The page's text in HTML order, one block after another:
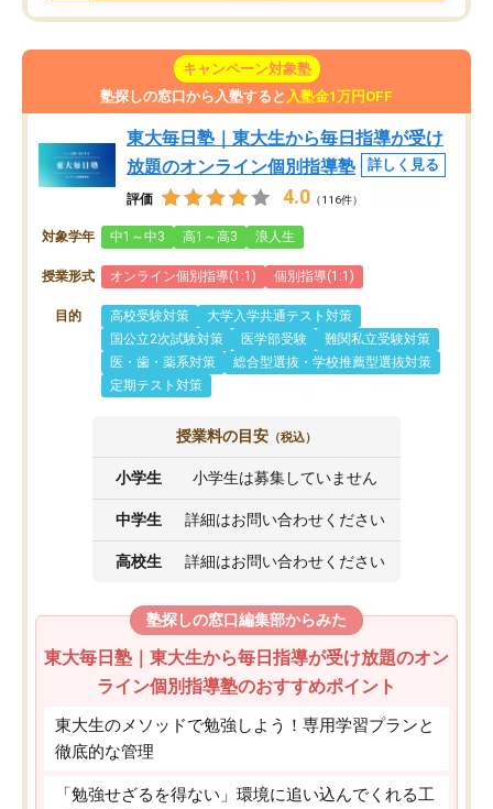
キャンペーン対象塾
塾探しの窓口から入塾すると 入塾金1万円OFF
東大毎日塾｜東大生から毎日指導が受け
放題のオンライン個別指導塾
詳しく見る
評価 4.0 （116件）
対象学年 中1～中3 高1～高3 浪人生
授業形式 オンライン個別指導(1:1) 個別指導(1:1)
目的 高校受験対策
大学入学共通テスト対策
国公立2次試験対策
医学部受験
難関私立受験対策
医・歯・薬系対策
総合型選抜・学校推薦型選抜対策
定期テスト対策
授業料の目安 （税込）
小学生 小学生は募集していません
中学生 詳細はお問い合わせください
高校生 詳細はお問い合わせください
塾探しの窓口編集部からみた
東大毎日塾｜東大生から毎日指導が受け放題のオン
ライン個別指導塾のおすすめポイント
東大生のメソッドで勉強しよう！専用学習プランと
徹底的な管理
「勉強せざるを得ない」環境に追い込んでくれる工